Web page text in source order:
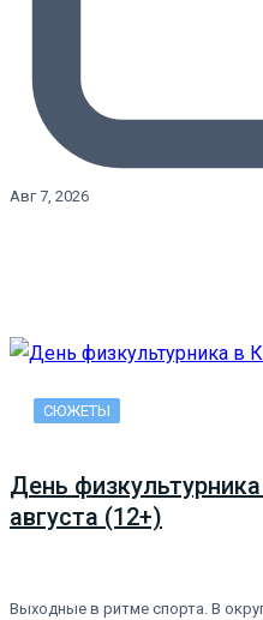
Авг 7, 2026
СЮЖЕТЫ
День
августа (12+)
Выходные в ритме спорта. В